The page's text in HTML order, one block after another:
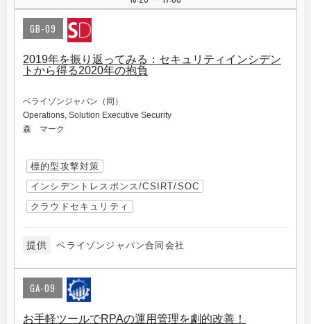
GB-09
2019年を振り返ってみる：セキュリティインシデン
トから得る2020年の抱負
ベライゾンジャパン（同）
Operations, Solution Executive Security
森 マーク
標的型攻撃対策
インシデントレスポンス/CSIRT/SOC
クラウドセキュリティ
提供 ベライゾンジャパン合同会社
GA-09
お手軽ツールでRPAの運用管理を劇的改善！